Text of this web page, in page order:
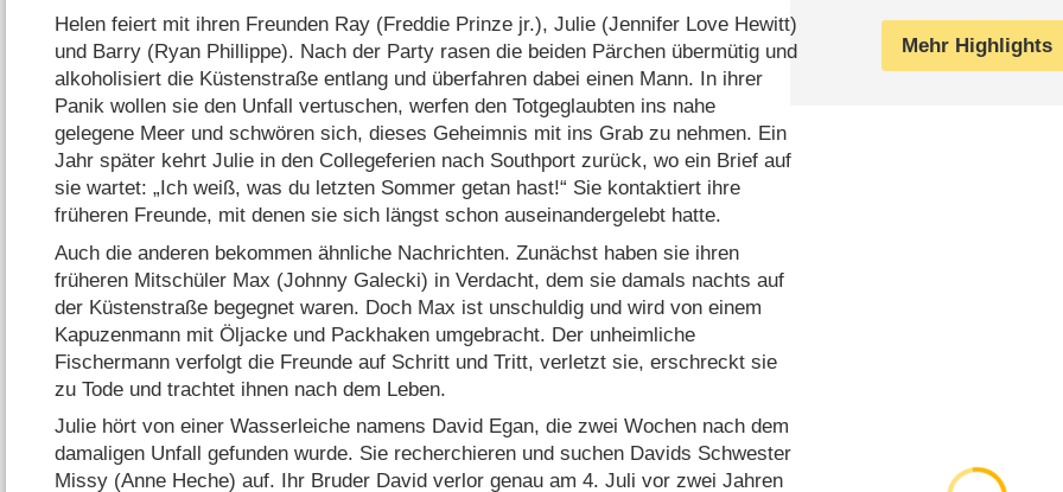
Helen feiert mit ihren Freunden Ray (Freddie Prinze jr.), Julie (Jennifer Love Hewitt)
und Barry (Ryan Phillippe). Nach der Party rasen die beiden Pärchen übermütig und
alkoholisiert die Küstenstraße entlang und überfahren dabei einen Mann. In ihrer
Panik wollen sie den Unfall vertuschen, werfen den Totgeglaubten ins nahe
gelegene Meer und schwören sich, dieses Geheimnis mit ins Grab zu nehmen. Ein
Jahr später kehrt Julie in den Collegeferien nach Southport zurück, wo ein Brief auf
sie wartet: „Ich weiß, was du letzten Sommer getan hast!“ Sie kontaktiert ihre
früheren Freunde, mit denen sie sich längst schon auseinandergelebt hatte.
Auch die anderen bekommen ähnliche Nachrichten. Zunächst haben sie ihren
früheren Mitschüler Max (Johnny Galecki) in Verdacht, dem sie damals nachts auf
der Küstenstraße begegnet waren. Doch Max ist unschuldig und wird von einem
Kapuzenmann mit Öljacke und Packhaken umgebracht. Der unheimliche
Fischermann verfolgt die Freunde auf Schritt und Tritt, verletzt sie, erschreckt sie
zu Tode und trachtet ihnen nach dem Leben.
Julie hört von einer Wasserleiche namens David Egan, die zwei Wochen nach dem
damaligen Unfall gefunden wurde. Sie recherchieren und suchen Davids Schwester
Missy (Anne Heche) auf. Ihr Bruder David verlor genau am 4. Juli vor zwei Jahren
Mehr Highlights